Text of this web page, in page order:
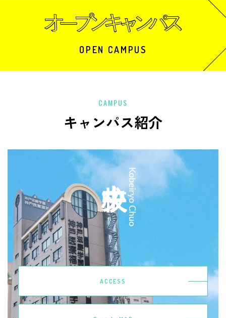
OPEN CAMPUS
CAMPUS
キャンパス紹介
Kobeiryo Chuo
ACCESS